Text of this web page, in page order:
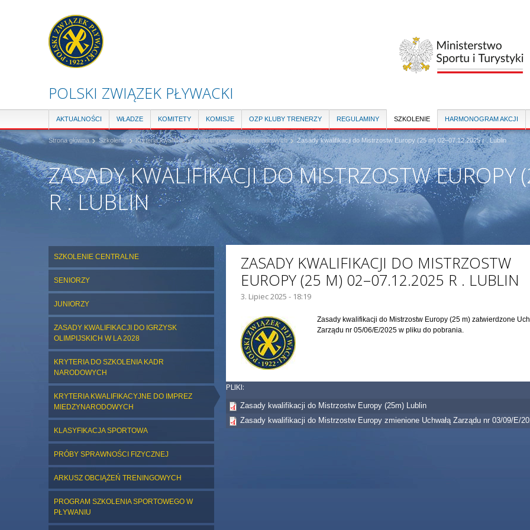
POLSKI ZWIĄZEK PŁYWACKI
AKTUALNOŚCI WŁADZE KOMITETY KOMISJE OZP KLUBY TRENERZY REGULAMINY SZKOLENIE HARMONOGRAM AKCJI
Strona główna Szkolenie Kryteria kwalifikacyjne do imprez miedzynarodowych Zasady kwalifikacji do Mistrzostw Europy (25 m) 02–07.12.2025 r . Lublin
ZASADY KWALIFIKACJI DO MISTRZOSTW
R . LUBLIN
SZKOLENIE CENTRALNE
SENIORZY
JUNIORZY
ZASADY KWALIFIKACJI DO IGRZYSK
OLIMPIJSKICH W LA 2028
KRYTERIA DO SZKOLENIA KADR
NARODOWYCH
KRYTERIA KWALIFIKACYJNE DO IMPREZ
MIEDZYNARODOWYCH
KLASYFIKACJA SPORTOWA
PRÓBY SPRAWNOŚCI FIZYCZNEJ
ARKUSZ OBCIĄŻEŃ TRENINGOWYCH
PROGRAM SZKOLENIA SPORTOWEGO W
PŁYWANIU
ZASADY KWALIFIKACJI DO MISTRZOSTW
EUROPY (25 M) 02–07.12.2025 R . LUBLIN
3. Lipiec 2025 - 18:19
ZDJĘCIE GŁÓWNE:
Zasady kwalifikacji do Mistrzostw Europy (25 m) zatwierdzone
Zarządu nr 05/06/E/2025 w pliku do pobrania.
PLIKI:
Zasady kwalifikacji do Mistrzostw Europy (25m) Lublin
Zasady kwalifikacji do Mistrzostw Europy zmienione Uchwałą Zarządu nr 03/09/E/